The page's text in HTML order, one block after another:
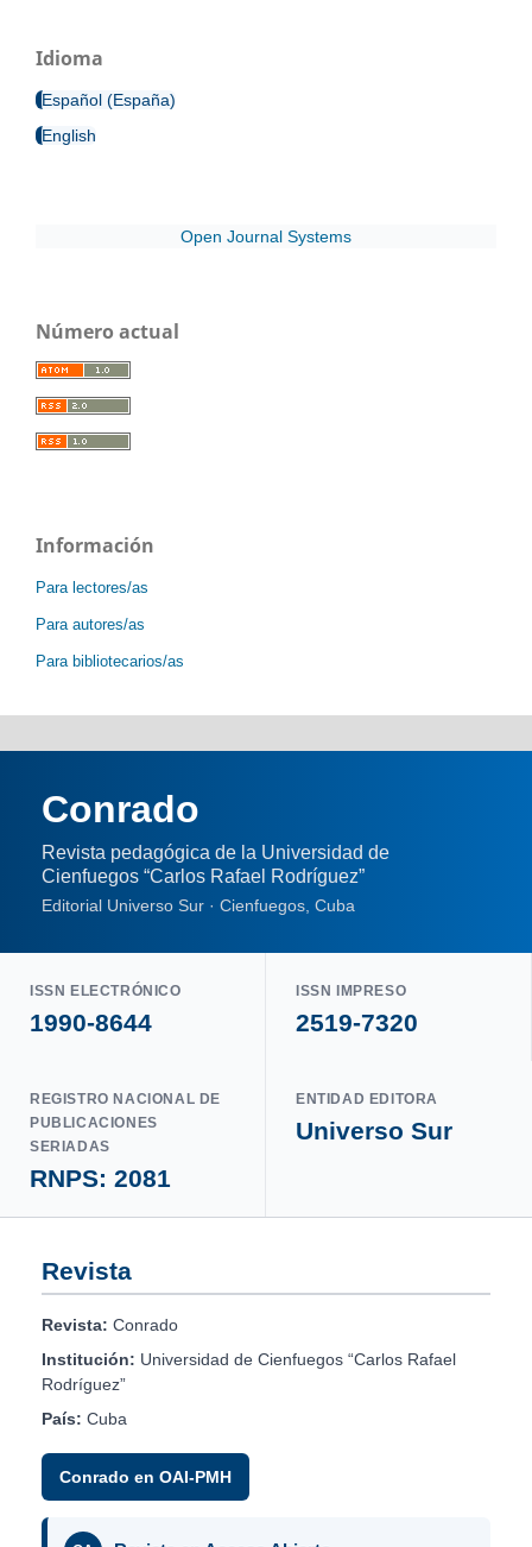
Idioma
Español (España)
English
Open Journal Systems
Número actual
Información
Para lectores/as
Para autores/as
Para bibliotecarios/as
Conrado
Revista pedagógica de la Universidad de
Cienfuegos “Carlos Rafael Rodríguez”
Editorial Universo Sur · Cienfuegos, Cuba
ISSN ELECTRÓNICO
1990-8644
ISSN IMPRESO
2519-7320
REGISTRO NACIONAL DE
PUBLICACIONES
SERIADAS
RNPS: 2081
ENTIDAD EDITORA
Universo Sur
Revista
Revista: Conrado
Institución: Universidad de Cienfuegos “Carlos Rafael
Rodríguez”
País: Cuba
Conrado en OAI-PMH